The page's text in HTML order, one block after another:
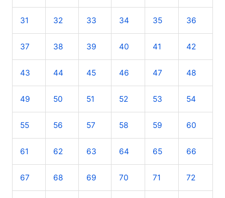
31 32 33 34 35 36
37 38 39 40 41 42
43 44 45 46 47 48
49 50 51 52 53 54
55 56 57 58 59 60
61 62 63 64 65 66
67 68 69 70 71 72